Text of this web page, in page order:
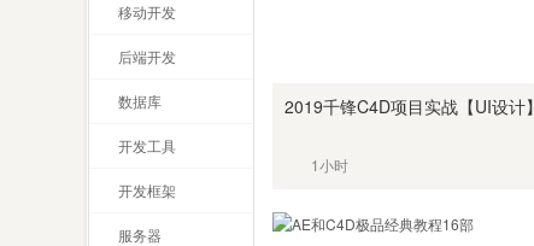
2019千锋C4D项目实战【UI设计】
1小时
移动开发
后端开发
数据库
开发工具
开发框架
服务器